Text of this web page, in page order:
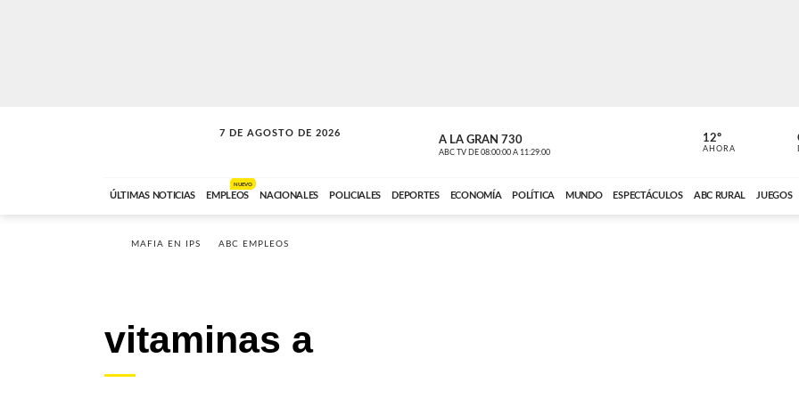
7 DE AGOSTO DE 2026
LA MOVIDA A LA GRAN 730
ABC TV DE 08:00:00 A 11:29:00
A LA GRAN
ABC CARDINAL
12º
AHORA
ÚLTIMAS NOTICIAS EMPLEOS
NUEVO
NACIONALES POLICIALES DEPORTES ECONOMÍA POLÍTICA MUNDO ESPECTÁCULOS ABC RURAL JUEGOS
MAFIA EN IPS ABC EMPLEOS
vitaminas a